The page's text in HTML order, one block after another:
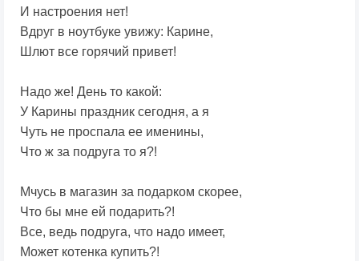
И настроения нет!
Вдруг в ноутбуке увижу: Карине,
Шлют все горячий привет!
Надо же! День то какой:
У Карины праздник сегодня, а я
Чуть не проспала ее именины,
Что ж за подруга то я?!
Мчусь в магазин за подарком скорее,
Что бы мне ей подарить?!
Все, ведь подруга, что надо имеет,
Может котенка купить?!